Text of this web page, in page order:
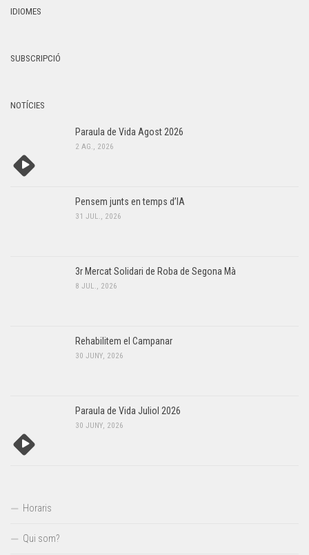
IDIOMES
SUBSCRIPCIÓ
NOTÍCIES
Paraula de Vida Agost 2026
2 AG., 2026
Pensem junts en temps d’IA
31 JUL., 2026
3r Mercat Solidari de Roba de Segona Mà
8 JUL., 2026
Rehabilitem el Campanar
30 JUNY, 2026
Paraula de Vida Juliol 2026
30 JUNY, 2026
Horaris
Qui som?